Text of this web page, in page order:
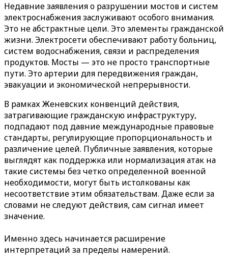
Недавние заявления о разрушении мостов и систем
электроснабжения заслуживают особого внимания.
Это не абстрактные цели. Это элементы гражданской
жизни. Электросети обеспечивают работу больниц,
систем водоснабжения, связи и распределения
продуктов. Мосты — это не просто транспортные
пути. Это артерии для передвижения граждан,
эвакуации и экономической непрерывности.
В рамках Женевских конвенций действия,
затрагивающие гражданскую инфраструктуру,
подпадают под давние международные правовые
стандарты, регулирующие пропорциональность и
различение целей. Публичные заявления, которые
выглядят как поддержка или нормализация атак на
такие системы без четко определенной военной
необходимости, могут быть истолкованы как
несоответствие этим обязательствам. Даже если за
словами не следуют действия, сам сигнал имеет
значение.
Именно здесь начинается расширение
интерпретаций за пределы намерений.